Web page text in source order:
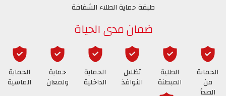
طبقة حماية الطلاء الشفافة
ضمان مدى الحياة
الحماية
من
الصدأ
الطلية
المبطنة
تظليل
النوافذ
الحماية
الداخلية
حماية
ولمعان
الحماية
الماسية